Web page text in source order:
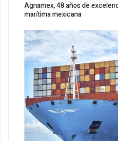
Agnamex, 48 años de
marítima mexicana